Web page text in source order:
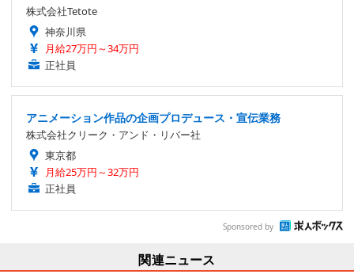
株式会社Tetote
神奈川県
月給27万円～34万円
正社員
アニメーション作品の企画プロデュース・宣伝業務
株式会社クリーク・アンド・リバー社
東京都
月給25万円～32万円
正社員
Sponsored by
関連ニュース